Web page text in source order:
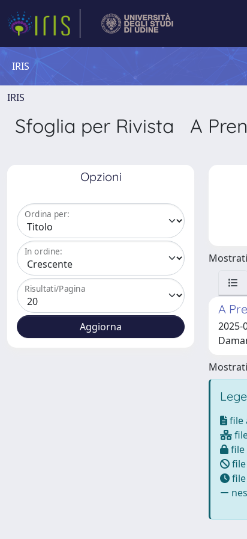
IRIS
IRIS
Sfoglia per Rivista A
Opzioni
Ordina per:
In ordine:
Risultati/Pagina
A
2025-
file
file